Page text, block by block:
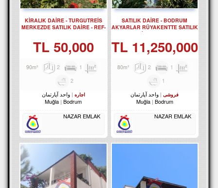
SATILIK DAİRE - BODRUM
AKYARLAR RÜYAKENTTE SATILIK
DAİRE REF-2490
11,250,000 TL
2
1
1
فروشی
واحد آپارتمان
Muğla Bodrum
NAZAR EMLAK
KİRALIK DAİRE - TURGUTREİS
MERKEZDE SATILIK DAİRE - REF-
50,000 TL
2
1
2
اجاره
واحد آپارتمان
Muğla Bodrum
NAZAR EMLAK